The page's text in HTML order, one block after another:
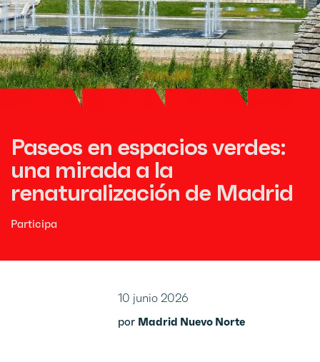
Paseos en espacios verdes:
una mirada a la
renaturalización de Madrid
Participa
10 junio 2026
por Madrid Nuevo Norte